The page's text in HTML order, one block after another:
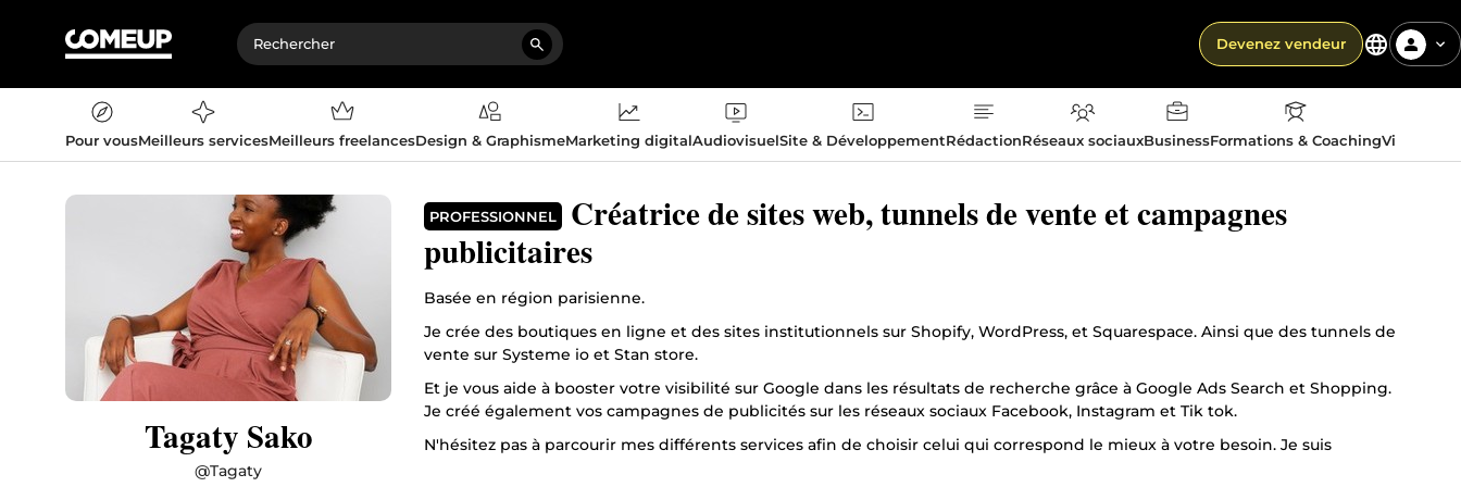
Devenez vendeur
Pour vousMeilleurs servicesMeilleurs freelancesDesign & GraphismeMarketing digitalAudiovisuelSite & DéveloppementRédactionRéseaux sociauxBusinessFormations & CoachingVie
Tagaty Sako
@Tagaty
PROFESSIONNEL
Créatrice de sites web, tunnels de vente et campagnes
publicitaires
Basée en région parisienne.
Je crée des boutiques en ligne et des sites institutionnels sur Shopify, WordPress, et Squarespace. Ainsi que des tunnels de
vente sur Systeme io et Stan store.
Et je vous aide à booster votre visibilité sur Google dans les résultats de recherche grâce à Google Ads Search et Shopping.
Je créé également vos campagnes de publicités sur les réseaux sociaux Facebook, Instagram et Tik tok.
N'hésitez pas à parcourir mes différents services afin de choisir celui qui correspond le mieux à votre besoin. Je suis